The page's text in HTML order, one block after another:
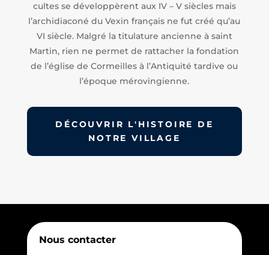
cultes se développèrent aux IV – V siècles mais
l’archidiaconé du Vexin français ne fut créé qu’au
VI siècle. Malgré la titulature ancienne à saint
Martin, rien ne permet de rattacher la fondation
de l’église de Cormeilles à l’Antiquité tardive ou
l’époque mérovingienne.
DÉCOUVRIR L'HISTOIRE DE
NOTRE VILLAGE
Nous contacter